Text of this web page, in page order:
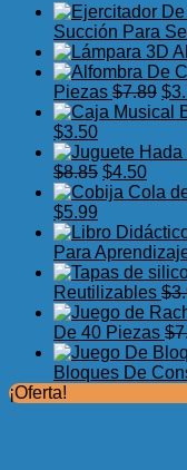
Succión Para
Piezas $7.89 El
$
El
precio
original
era:
$7.75.
$3.50El
precio
actual
es:
$8.85 El
precio
era:
$8.85.
$4.50El
es:
El
precio
original
era:
$9.75.
$5.99
precio
actual
es:
$5.99.
Para
Reutilizables $
De 40 Piezas $
Bloques De
¡Oferta!